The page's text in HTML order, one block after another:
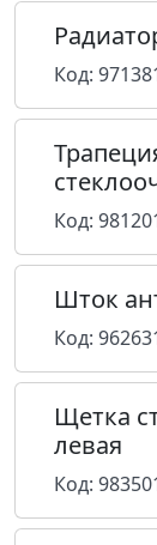
Код:
Код:
Шток
Код:
Щетка
левая
Код: